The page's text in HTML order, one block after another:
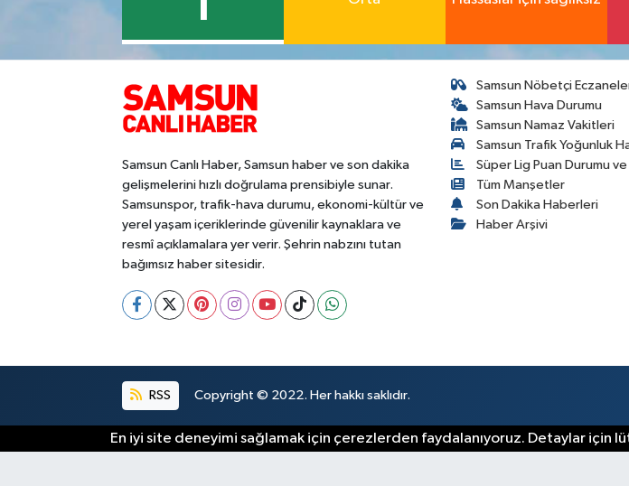
1
Samsun Canlı Haber, Samsun haber ve son dakika
gelişmelerini hızlı doğrulama prensibiyle sunar.
Samsunspor, trafik-hava durumu, ekonomi-kültür ve
yerel yaşam içeriklerinde güvenilir kaynaklara ve
resmî açıklamalara yer verir. Şehrin nabzını tutan
bağımsız haber sitesidir.
Samsun Nöbetçi
Samsun Hava Durumu
Samsun Namaz Vakitleri
Samsun Trafik Yoğunluk
Süper Lig Puan Durumu
Tüm Manşetler
Son Dakika Haberleri
Haber Arşivi
RSS Copyright © 2022. Her hakkı saklıdır.
En iyi site deneyimi sağlamak için çerezlerden faydalanıyoruz. Detaylar için